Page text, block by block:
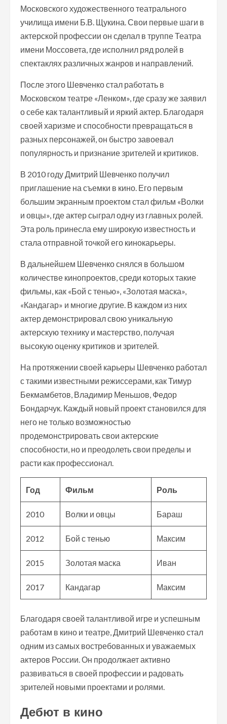
Московского художественного театрального
училища имени Б.В. Щукина. Свои первые шаги в
актерской профессии он сделал в труппе Театра
имени Моссовета, где исполнил ряд ролей в
спектаклях различных жанров и направлений.
После этого Шевченко стал работать в
Московском театре «Ленком», где сразу же заявил
о себе как талантливый и яркий актер. Благодаря
своей харизме и способности превращаться в
разных персонажей, он быстро завоевал
популярность и признание зрителей и критиков.
В 2010 году Дмитрий Шевченко получил
приглашение на съемки в кино. Его первым
большим экранным проектом стал фильм «Волки
и овцы», где актер сыграл одну из главных ролей.
Эта роль принесла ему широкую известность и
стала отправной точкой его кинокарьеры.
В дальнейшем Шевченко снялся в большом
количестве кинопроектов, среди которых такие
фильмы, как «Бой с тенью», «Золотая маска»,
«Кандагар» и многие другие. В каждом из них
актер демонстрировал свою уникальную
актерскую технику и мастерство, получая
высокую оценку критиков и зрителей.
На протяжении своей карьеры Шевченко работал
с такими известными режиссерами, как Тимур
Бекмамбетов, Владимир Меньшов, Федор
Бондарчук. Каждый новый проект становился для
него не только возможностью
продемонстрировать свои актерские
способности, но и преодолеть свои пределы и
расти как профессионал.
Год Фильм Роль
2010 Волки и овцы Бараш
2012 Бой с тенью Максим
2015 Золотая маска Иван
2017 Кандагар Максим
Благодаря своей талантливой игре и успешным
работам в кино и театре, Дмитрий Шевченко стал
одним из самых востребованных и уважаемых
актеров России. Он продолжает активно
развиваться в своей профессии и радовать
зрителей новыми проектами и ролями.
Дебют в кино